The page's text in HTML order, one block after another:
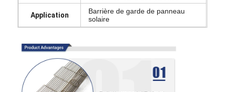
Application
Barrière de garde de panneau
solaire